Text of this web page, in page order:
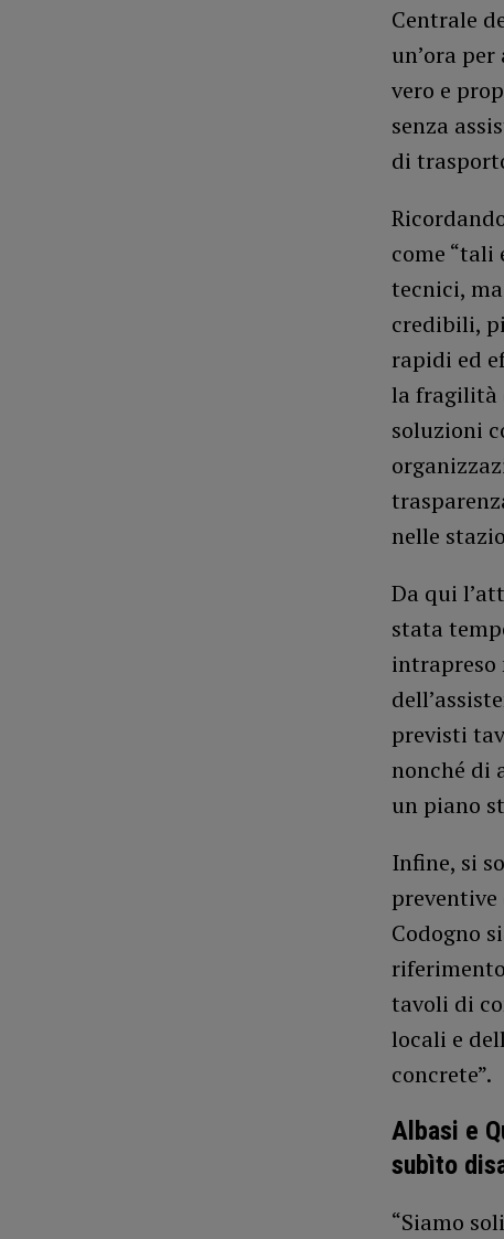
Centrale
un’ora
vero e
senza
di
come “tali
tecnici,
credibili,
rapidi ed
la fragilità
soluzioni
nelle
Da qui
stata
intrapreso
previsti
nonché di
un piano
Infine, si
Codogno
tavoli di
locali e
concrete”.
Albasi e
subìto
“Siamo